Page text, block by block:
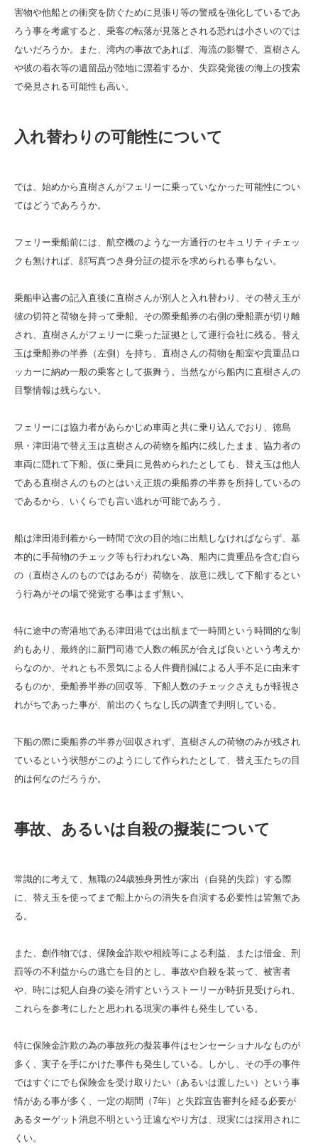
害物や他船との衝突を防ぐために見張り等の警戒を強化しているであ
ろう事を考慮すると、乗客の転落が見落とされる恐れは小さいのでは
ないだろうか。また、湾内の事故であれば、海流の影響で、直樹さん
や彼の着衣等の遺留品が陸地に漂着するか、失踪発覚後の海上の捜索
で発見される可能性も高い。
入れ替わりの可能性について
では、始めから直樹さんがフェリーに乗っていなかった可能性につい
てはどうであろうか。
フェリー乗船前には、航空機のような一方通行のセキュリティチェッ
クも無ければ、顔写真つき身分証の提示を求められる事もない。
乗船申込書の記入直後に直樹さんが別人と入れ替わり、その替え玉が
彼の切符と荷物を持って乗船。その際乗船券の右側の乗船票が切り離
され、直樹さんがフェリーに乗った証拠として運行会社に残る。替え
玉は乗船券の半券（左側）を持ち、直樹さんの荷物を船室や貴重品ロ
ッカーに納め一般の乗客として振舞う。当然ながら船内に直樹さんの
目撃情報は残らない。
フェリーには協力者があらかじめ車両と共に乗り込んでおり、徳島
県・津田港で替え玉は直樹さんの荷物を船内に残したまま、協力者の
車両に隠れて下船。仮に乗員に見咎められたとしても、替え玉は他人
である直樹さんのものとはいえ正規の乗船券の半券を所持しているの
であるから、いくらでも言い逃れが可能であろう。
船は津田港到着から一時間で次の目的地に出航しなければならず、基
本的に手荷物のチェック等も行われない為、船内に貴重品を含む自ら
の（直樹さんのものではあるが）荷物を、故意に残して下船するとい
う行為がその場で発覚する事はまず無い。
特に途中の寄港地である津田港では出航まで一時間という時間的な制
約もあり、最終的に新門司港で人数の帳尻が合えば良いという考えか
らなのか、それとも不景気による人件費削減による人手不足に由来す
るものか、乗船券半券の回収等、下船人数のチェックさえもが軽視さ
れがちであった事が、前出のくちなし氏の調査で判明している。
下船の際に乗船券の半券が回収されず、直樹さんの荷物のみが残され
ているという状態がこのようにして作られたとして、替え玉たちの目
的は何なのだろうか。
事故、あるいは自殺の擬装について
常識的に考えて、無職の24歳独身男性が家出（自発的失踪）する際
に、替え玉を使ってまで船上からの消失を自演する必要性は皆無であ
る。
また、創作物では、保険金詐欺や相続等による利益、または借金、刑
罰等の不利益からの逃亡を目的とし、事故や自殺を装って、被害者
や、時には犯人自身の姿を消すというストーリーが時折見受けられ、
これらを参考にしたと思われる現実の事件も発生している。
特に保険金詐欺の為の事故死の擬装事件はセンセーショナルなものが
多く、実子を手にかけた事件も発生している。しかし、その手の事件
ではすぐにでも保険金を受け取りたい（あるいは渡したい）という事
情がある事が多く、一定の期間（7年）と失踪宣告審判を経る必要が
あるターゲット消息不明という迂遠なやり方は、現実には採用されに
くい。